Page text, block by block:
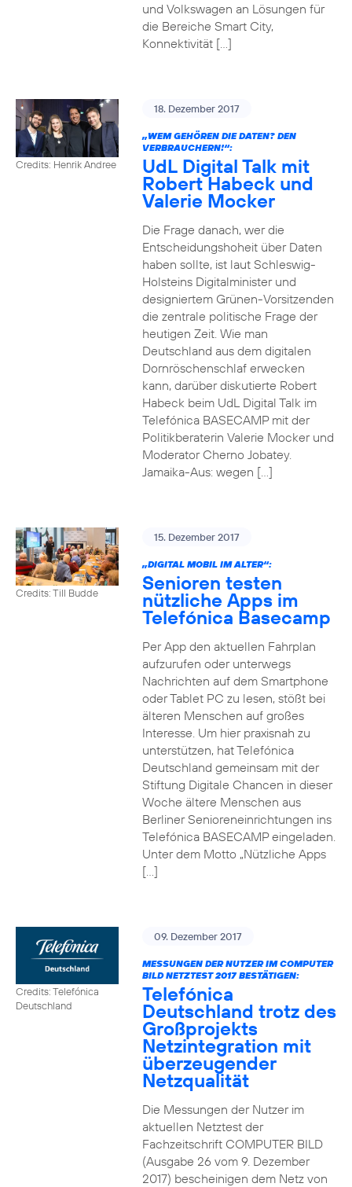
und Volkswagen an Lösungen für
die Bereiche Smart City,
Konnektivität […]
Credits: Henrik Andree
18. Dezember 2017
„WEM GEHÖREN DIE DATEN? DEN
VERBRAUCHERN!“:
UdL Digital Talk mit
Robert Habeck und
Valerie Mocker
Die Frage danach, wer die
Entscheidungshoheit über Daten
haben sollte, ist laut Schleswig-
Holsteins Digitalminister und
designiertem Grünen-Vorsitzenden
die zentrale politische Frage der
heutigen Zeit. Wie man
Deutschland aus dem digitalen
Dornröschenschlaf erwecken
kann, darüber diskutierte Robert
Habeck beim UdL Digital Talk im
Telefónica BASECAMP mit der
Politikberaterin Valerie Mocker und
Moderator Cherno Jobatey.
Jamaika-Aus: wegen […]
Credits: Till Budde
15. Dezember 2017
„DIGITAL MOBIL IM ALTER“:
Senioren testen
nützliche Apps im
Telefónica Basecamp
Per App den aktuellen Fahrplan
aufzurufen oder unterwegs
Nachrichten auf dem Smartphone
oder Tablet PC zu lesen, stößt bei
älteren Menschen auf großes
Interesse. Um hier praxisnah zu
unterstützen, hat Telefónica
Deutschland gemeinsam mit der
Stiftung Digitale Chancen in dieser
Woche ältere Menschen aus
Berliner Senioreneinrichtungen ins
Telefónica BASECAMP eingeladen.
Unter dem Motto „Nützliche Apps
[…]
Credits: Telefónica
Deutschland
09. Dezember 2017
MESSUNGEN DER NUTZER IM COMPUTER
BILD NETZTEST 2017 BESTÄTIGEN:
Telefónica
Deutschland trotz des
Großprojekts
Netzintegration mit
überzeugender
Netzqualität
Die Messungen der Nutzer im
aktuellen Netztest der
Fachzeitschrift COMPUTER BILD
(Ausgabe 26 vom 9. Dezember
2017) bescheinigen dem Netz von